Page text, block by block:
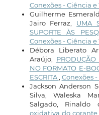
Conexões - Ciência e
Guilherme
Jairo Ferraz, UMA
SUPORTE ÀS
Conexões - Ciência e
Débora Liberato
Araújo,
NO FORMATO E-
ESCRITA, Conexões -
Jackson Anderson
Silva, Waleska
Salgado, Rinaldo
oxidativa do